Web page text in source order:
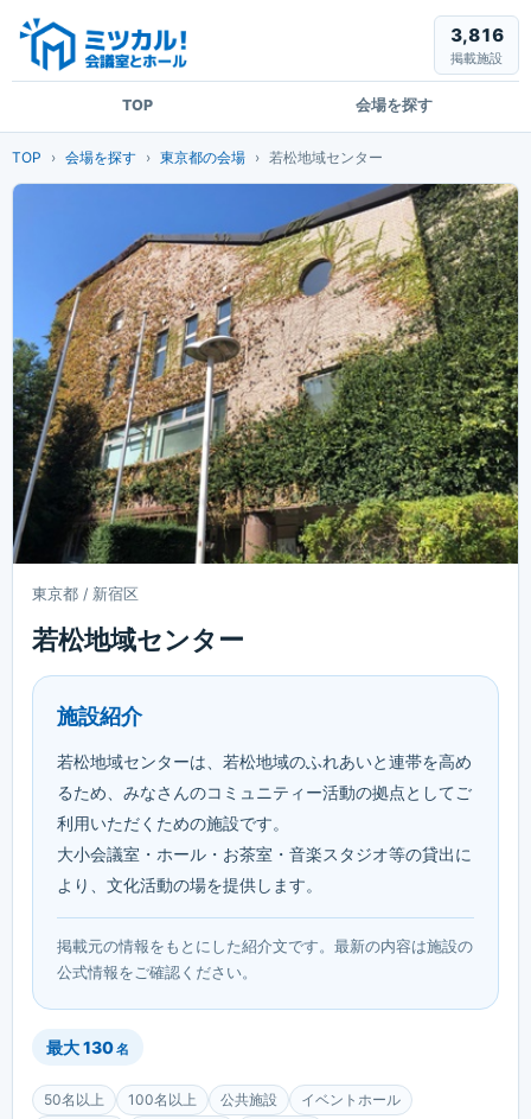
TOP 会場を探す
3,816
掲載施設
TOP 会場を探す 東京都の会場 若松地域センター
東京都 / 新宿区
若松地域センター
施設紹介
若松地域センターは、若松地域のふれあいと連帯を高め
るため、みなさんのコミュニティー活動の拠点としてご
利用いただくための施設です。
大小会議室・ホール・お茶室・音楽スタジオ等の貸出に
より、文化活動の場を提供します。
掲載元の情報をもとにした紹介文です。最新の内容は施設の
公式情報をご確認ください。
最大130名
50名以上 100名以上 公共施設
イベントホール